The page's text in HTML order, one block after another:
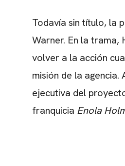
Todavía sin título, la
Warner. En la trama,
volver a la acción
misión de la
ejecutiva del
franquicia Enola